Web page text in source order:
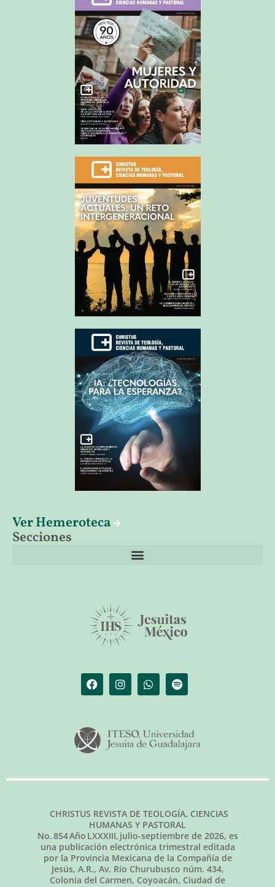
Ver Hemeroteca
Secciones
CHRISTUS REVISTA DE TEOLOGÍA, CIENCIAS
HUMANAS Y PASTORAL
No.854Año LXXXIII, julio-septiembre de 2026, es
una publicación electrónica trimestral editada
por la Provincia Mexicana de la Compañía de
Jesús, A.R., Av. Río Churubusco núm. 434,
Colonia del Carmen, Coyoacán, Ciudad de